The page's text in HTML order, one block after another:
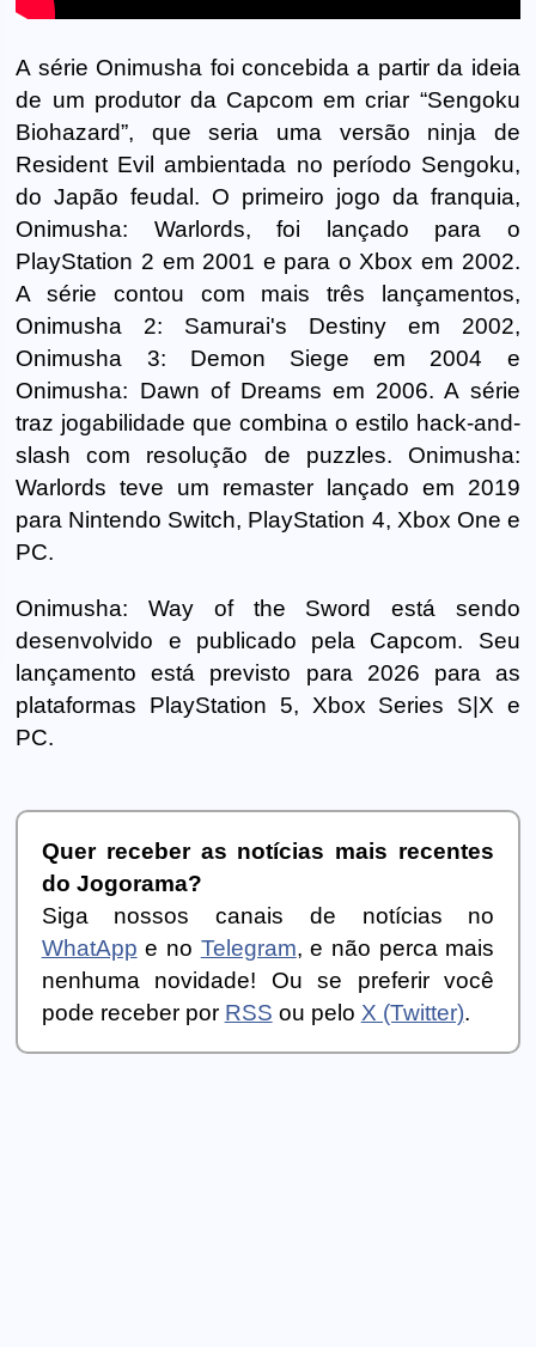
A série Onimusha foi concebida a partir da ideia
de um produtor da Capcom em criar “Sengoku
Biohazard”, que seria uma versão ninja de
Resident Evil ambientada no período Sengoku,
do Japão feudal. O primeiro jogo da franquia,
Onimusha: Warlords, foi lançado para o
PlayStation 2 em 2001 e para o Xbox em 2002.
A série contou com mais três lançamentos,
Onimusha 2: Samurai's Destiny em 2002,
Onimusha 3: Demon Siege em 2004 e
Onimusha: Dawn of Dreams em 2006. A série
traz jogabilidade que combina o estilo hack-and-
slash com resolução de puzzles. Onimusha:
Warlords teve um remaster lançado em 2019
para Nintendo Switch, PlayStation 4, Xbox One e
PC.
Onimusha: Way of the Sword está sendo
desenvolvido e publicado pela Capcom. Seu
lançamento está previsto para 2026 para as
plataformas PlayStation 5, Xbox Series S|X e
PC.
Quer receber as notícias mais recentes
do Jogorama?
Siga nossos canais de notícias no
WhatApp e no Telegram, e não perca mais
nenhuma novidade! Ou se preferir você
pode receber por RSS ou pelo X (Twitter).